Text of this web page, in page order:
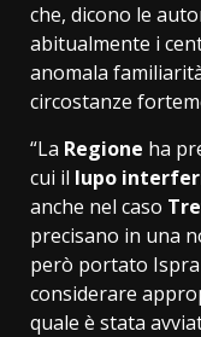
che, dicono le
abitualmente i
anomala
circostanze
“La Regione ha
cui il lupo
anche nel caso
precisano in una
però portato Ispra
considerare
quale è stata